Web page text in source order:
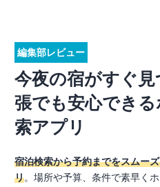
編集部レビュー
今夜の宿がすぐ
張でも安心でき
索アプリ
宿泊検索から予約までをスムー
リ。場所や予算、条件で素早く